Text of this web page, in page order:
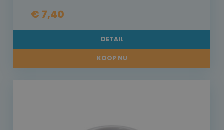
€ 7,40
DETAIL
KOOP NU